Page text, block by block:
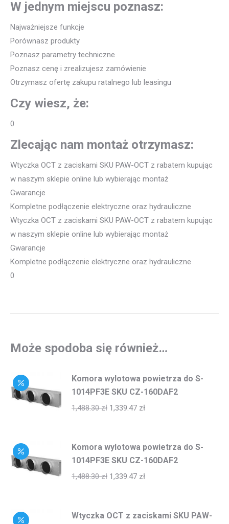
W jednym miejscu poznasz:
Najważniejsze funkcje
Porównasz produkty
Poznasz parametry techniczne
Poznasz cenę i zrealizujesz zamówienie
Otrzymasz ofertę zakupu ratalnego lub leasingu
Czy wiesz, że:
0
Zlecając nam montaż otrzymasz:
Wtyczka OCT z zaciskami SKU PAW-OCT z rabatem kupując
w naszym sklepie online lub wybierając montaż
Gwarancje
Kompletne podłączenie elektryczne oraz hydrauliczne
Wtyczka OCT z zaciskami SKU PAW-OCT z rabatem kupując
w naszym sklepie online lub wybierając montaż
Gwarancje
Kompletne podłączenie elektryczne oraz hydrauliczne
0
Może spodoba się również…
Komora wylotowa powietrza do S-
1014PF3E SKU CZ-160DAF2
1,488.30zł 1,339.47 zł
Komora wylotowa powietrza do S-
1014PF3E SKU CZ-160DAF2
1,488.30zł 1,339.47 zł
Wtyczka OCT z zaciskami SKU PAW-